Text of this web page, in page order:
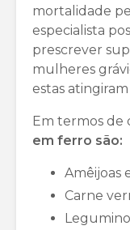
mortalidade
especialista
prescrever
mulheres
estas
Em termos de
em ferro são:
Amêijoas
Carne